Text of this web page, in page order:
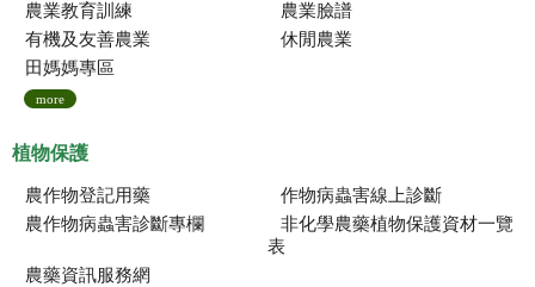
農業教育訓練
農業臉譜
有機及友善農業
休閒農業
田媽媽專區
more
植物保護
農作物登記用藥
作物病蟲害線上診斷
農作物病蟲害診斷專欄
非化學農藥植物保護資材一覽
表
農藥資訊服務網